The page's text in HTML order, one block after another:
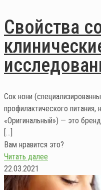
Свойства
Сок нони
профилактического питания,
«Оригинальный») — это
[…]
Вам нравится это?
Читать далее
22.03.2021